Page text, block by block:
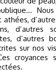
Nous
d’autres
d’autres
sur nos